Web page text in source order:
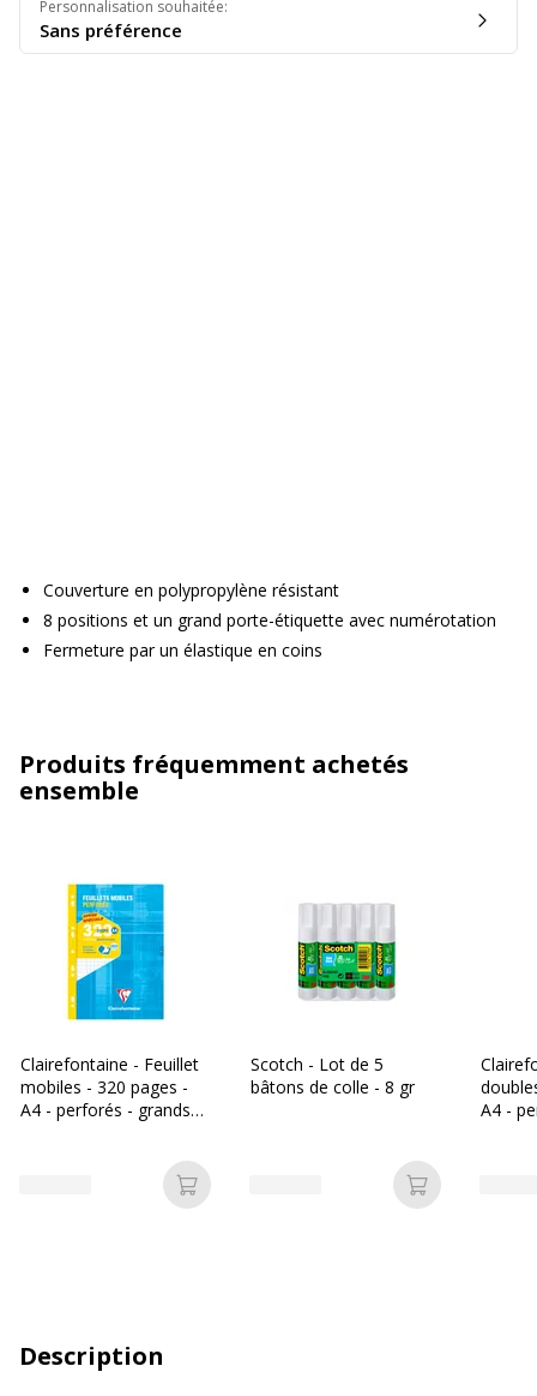
Personnalisation souhaitée:
Sans préférence
Couverture en polypropylène résistant
8 positions et un grand porte-étiquette avec numérotation
Fermeture par un élastique en coins
Produits fréquemment achetés
ensemble
Clairefontaine - Feuillet
mobiles - 320 pages -
A4 - perforés - grands
Ajouter au panier
Scotch - Lot de 5
bâtons de colle - 8 gr
Ajouter au
A4 -
Description